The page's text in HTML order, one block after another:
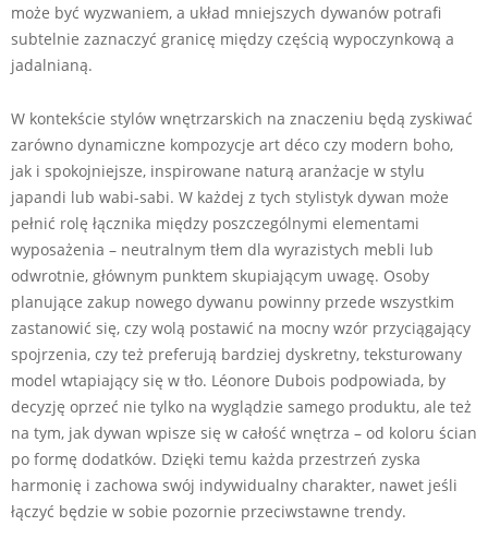
może być wyzwaniem, a układ mniejszych dywanów potrafi
subtelnie zaznaczyć granicę między częścią wypoczynkową a
jadalnianą.
W kontekście stylów wnętrzarskich na znaczeniu będą zyskiwać
zarówno dynamiczne kompozycje art déco czy modern boho,
jak i spokojniejsze, inspirowane naturą aranżacje w stylu
japandi lub wabi-sabi. W każdej z tych stylistyk dywan może
pełnić rolę łącznika między poszczególnymi elementami
wyposażenia – neutralnym tłem dla wyrazistych mebli lub
odwrotnie, głównym punktem skupiającym uwagę. Osoby
planujące zakup nowego dywanu powinny przede wszystkim
zastanowić się, czy wolą postawić na mocny wzór przyciągający
spojrzenia, czy też preferują bardziej dyskretny, teksturowany
model wtapiający się w tło. Léonore Dubois podpowiada, by
decyzję oprzeć nie tylko na wyglądzie samego produktu, ale też
na tym, jak dywan wpisze się w całość wnętrza – od koloru ścian
po formę dodatków. Dzięki temu każda przestrzeń zyska
harmonię i zachowa swój indywidualny charakter, nawet jeśli
łączyć będzie w sobie pozornie przeciwstawne trendy.